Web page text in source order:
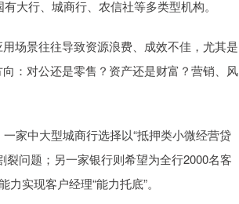
大行、城商行、农信社等多类型机构。
场景往往导致资源浪费、成效不佳，尤其是
：对公还是零售？资产还是财富？营销、风
家中大型城商行选择以“抵押类小微经营贷
问题；另一家银行则希望为全行2000名客
实现客户经理“能力托底”。